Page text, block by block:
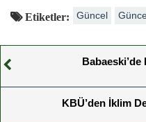
Etiketler: Güncel
Babaeski’de
KBÜ’den İklim